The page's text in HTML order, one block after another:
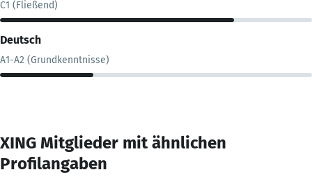
C1 (Fließend)
Deutsch
A1-A2 (Grundkenntnisse)
XING Mitglieder mit ähnlichen
Profilangaben